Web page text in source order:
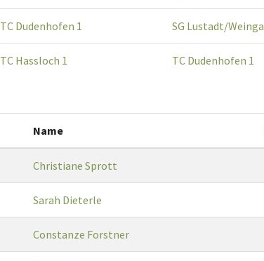
TC Dudenhofen 1 SG Lustadt/
TC Hassloch 1 TC Dudenhofen 1
Name
Christiane Sprott
Sarah Dieterle
Constanze Forstner